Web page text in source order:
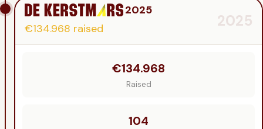
2025
€134.968 raised 2025
€134.968
Raised
104